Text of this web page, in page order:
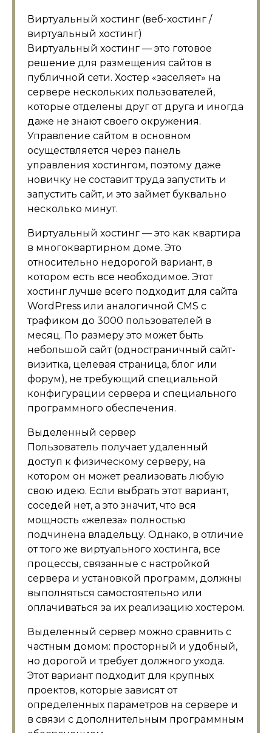
Виртуальный хостинг (веб-хостинг /
виртуальный хостинг)
Виртуальный хостинг — это готовое
решение для размещения сайтов в
публичной сети. Хостер «заселяет» на
сервере нескольких пользователей,
которые отделены друг от друга и иногда
даже не знают своего окружения.
Управление сайтом в основном
осуществляется через панель
управления хостингом, поэтому даже
новичку не составит труда запустить и
запустить сайт, и это займет буквально
несколько минут.
Виртуальный хостинг — это как квартира
в многоквартирном доме. Это
относительно недорогой вариант, в
котором есть все необходимое. Этот
хостинг лучше всего подходит для сайта
WordPress или аналогичной CMS с
трафиком до 3000 пользователей в
месяц. По размеру это может быть
небольшой сайт (одностраничный сайт-
визитка, целевая страница, блог или
форум), не требующий специальной
конфигурации сервера и специального
программного обеспечения.
Выделенный сервер
Пользователь получает удаленный
доступ к физическому серверу, на
котором он может реализовать любую
свою идею. Если выбрать этот вариант,
соседей нет, а это значит, что вся
мощность «железа» полностью
подчинена владельцу. Однако, в отличие
от того же виртуального хостинга, все
процессы, связанные с настройкой
сервера и установкой программ, должны
выполняться самостоятельно или
оплачиваться за их реализацию хостером.
Выделенный сервер можно сравнить с
частным домом: просторный и удобный,
но дорогой и требует должного ухода.
Этот вариант подходит для крупных
проектов, которые зависят от
определенных параметров на сервере и
в связи с дополнительным программным